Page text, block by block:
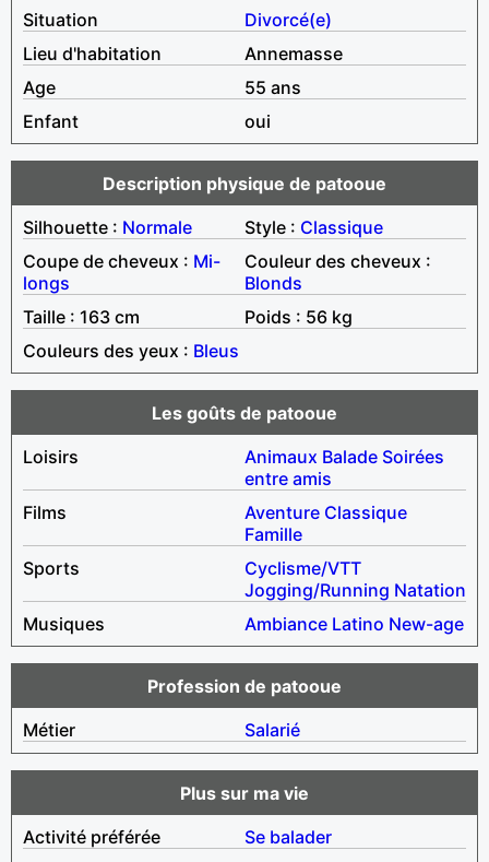
Situation
Divorcé(e)
Lieu d'habitation
Annemasse
Age
55 ans
Enfant
oui
Description physique de patooue
Silhouette : Normale Style : Classique
Coupe de cheveux : Mi-
longs
Couleur des cheveux :
Blonds
Taille : 163 cm
Poids : 56 kg
Couleurs des yeux : Bleus
Les goûts de patooue
Loisirs
Animaux Balade Soirées
entre amis
Films
Aventure Classique
Famille
Sports
Cyclisme/VTT
Jogging/Running Natation
Musiques
Ambiance Latino New-age
Profession de patooue
Métier
Salarié
Plus sur ma vie
Activité préférée
Se balader